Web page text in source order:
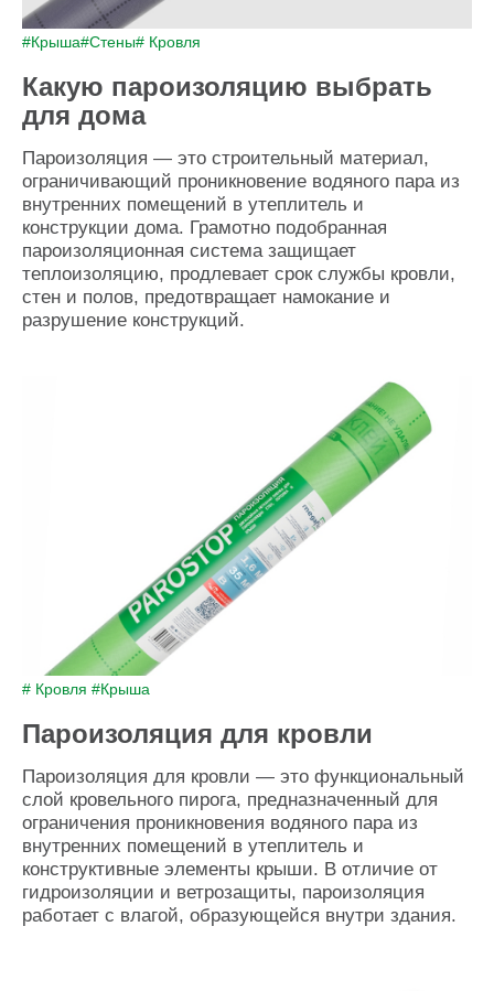
#Крыша#Стены# Кровля
Какую пароизоляцию выбрать
для дома
Пароизоляция — это строительный материал,
ограничивающий проникновение водяного пара из
внутренних помещений в утеплитель и
конструкции дома. Грамотно подобранная
пароизоляционная система защищает
теплоизоляцию, продлевает срок службы кровли,
стен и полов, предотвращает намокание и
разрушение конструкций.
# Кровля #Крыша
Пароизоляция для кровли
Пароизоляция для кровли — это функциональный
слой кровельного пирога, предназначенный для
ограничения проникновения водяного пара из
внутренних помещений в утеплитель и
конструктивные элементы крыши. В отличие от
гидроизоляции и ветрозащиты, пароизоляция
работает с влагой, образующейся внутри здания.